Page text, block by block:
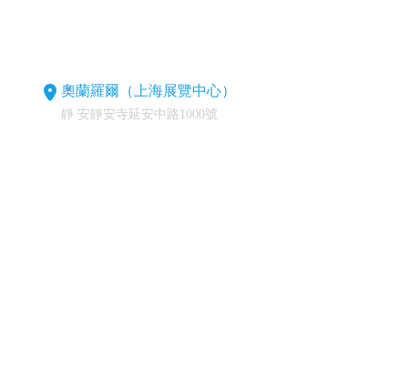
奧蘭羅爾（上海展覽中心）
靜 安靜安寺延安中路1000號